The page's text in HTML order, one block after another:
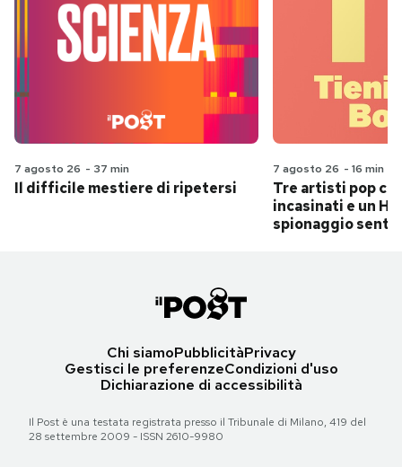
7 agosto 26 - 37 min
Il difficile mestiere di ripetersi
7 agosto 26 - 16 min
Tre artisti pop
incasinati e un
spionaggio
Chi siamoPubblicitàPrivacy
Gestisci le preferenzeCondizioni d'uso
Dichiarazione di accessibilità
Il Post è una testata registrata presso il Tribunale di Milano, 419 del
28 settembre 2009 - ISSN 2610-9980